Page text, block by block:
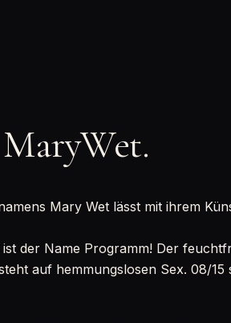
Mary Wet lässt mit ihrem
der Name Programm! Der
auf hemmungslosen Sex. 08/